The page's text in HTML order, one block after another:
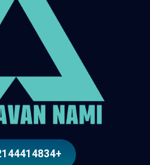
+982144414834